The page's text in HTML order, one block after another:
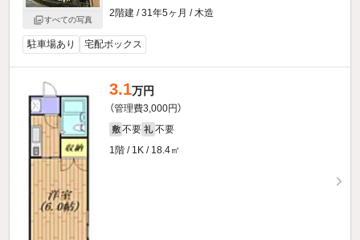
すべての写真
2階建 / 31年5ヶ月 / 木造
駐車場あり 宅配ボックス
3.1万円
（管理費3,000円）
敷 不要 礼 不要
1階 / 1K / 18.4㎡